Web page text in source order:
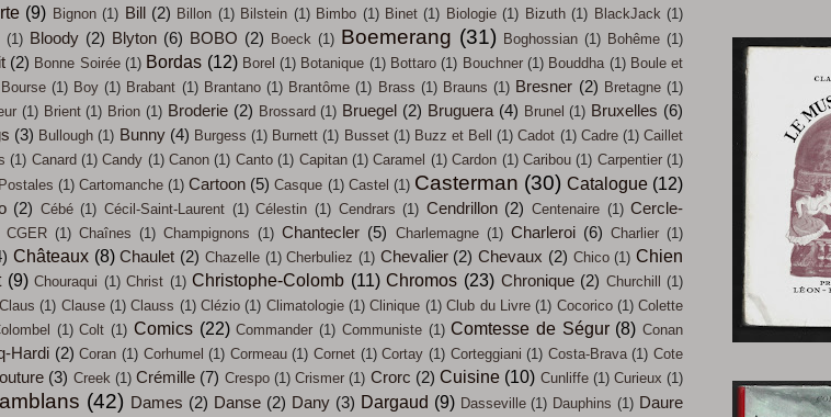
(9) Bignon (1) Bill (2) Billon (1) Bilstein (1) Bimbo (1) Binet (1) Biologie (1) Bizuth (1) BlackJack (1)
(1) Bloody (2) Blyton (6) BOBO (2) Boeck (1) Boemerang (31) Boghossian (1) Bohême (1)
(2) Bonne Soirée (1) Bordas (12) Borel (1) Botanique (1) Bottaro (1) Bouchner (1) Bouddha (1) Boule et
Bourse (1) Boy (1) Brabant (1) Brantano (1) Brantôme (1) Brass (1) Brauns (1) Bresner (2) Bretagne (1)
(1) Brient (1) Brion (1) Broderie (2) Brossard (1) Bruegel (2) Bruguera (4) Brunel (1) Bruxelles (6)
(3) Bullough (1) Bunny (4) Burgess (1) Burnett (1) Busset (1) Buzz et Bell (1) Cadot (1) Cadre (1) Caillet
(1) Canard (1) Candy (1) Canon (1) Canto (1) Capitan (1) Caramel (1) Cardon (1) Caribou (1) Carpentier (1)
(1) Cartomanche (1) Cartoon (5) Casque (1) Castel (1) Casterman (30) Catalogue (12)
(2) Cébé (1) Cécil-Saint-Laurent (1) Célestin (1) Cendrars (1) Cendrillon (2) Centenaire (1) Cercle-
CGER (1) Chaînes (1) Champignons (1) Chantecler (5) Charlemagne (1) Charleroi (6) Charlier (1)
Châteaux (8) Chaulet (2) Chazelle (1) Cherbuliez (1) Chevalier (2) Chevaux (2) Chico (1) Chien
(9) Chouraqui (1) Christ (1) Christophe-Colomb (11) Chromos (23) Chronique (2) Churchill (1)
Claus (1) Clause (1) Clauss (1) Clézio (1) Climatologie (1) Clinique (1) Club du Livre (1) Cocorico (1) Colette
(1) Colt (1) Comics (22) Commander (1) Communiste (1) Comtesse de Ségur (8) Conan
Hardi (2) Coran (1) Corhumel (1) Cormeau (1) Cornet (1) Cortay (1) Corteggiani (1) Costa-Brava (1) Cote
(3) Creek (1) Crémille (7) Crespo (1) Crismer (1) Crorc (2) Cuisine (10) Cunliffe (1) Curieux (1)
(42) Dames (2) Danse (2) Dany (3) Dargaud (9) Dasseville (1) Dauphins (1) Daure